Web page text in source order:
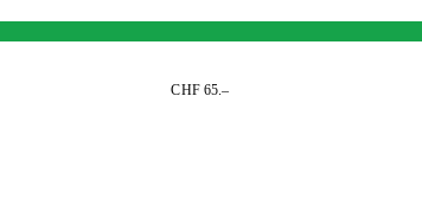
CHF 65.–